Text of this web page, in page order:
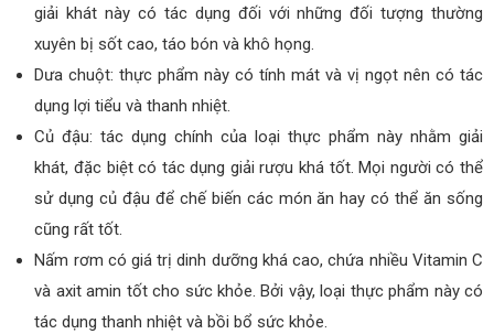
giải khát này có tác dụng đối với những đối tượng thường
xuyên bị sốt cao, táo bón và khô họng.
Dưa chuột: thực phẩm này có tính mát và vị ngọt nên có tác
dụng lợi tiểu và thanh nhiệt.
Củ đậu: tác dụng chính của loại thực phẩm này nhằm giải
khát, đặc biệt có tác dụng giải rượu khá tốt. Mọi người có thể
sử dụng củ đậu để chế biến các món ăn hay có thể ăn sống
cũng rất tốt.
Nấm rơm có giá trị dinh dưỡng khá cao, chứa nhiều Vitamin C
và axit amin tốt cho sức khỏe. Bởi vậy, loại thực phẩm này có
tác dụng thanh nhiệt và bồi bổ sức khỏe.